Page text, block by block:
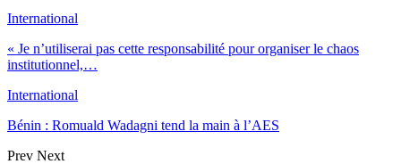
International
« Je n’utiliserai pas cette responsabilité pour organiser le chaos
institutionnel,…
International
Bénin : Romuald Wadagni tend la main à l’AES
Prev Next